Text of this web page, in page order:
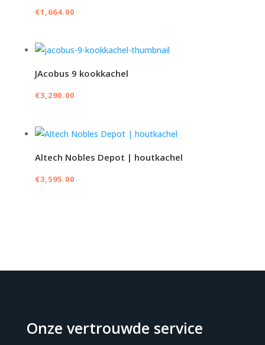
€1,664.00
JAcobus 9 kookkachel
€3,290.00
Altech Nobles Depot | houtkachel
€3,595.00
Onze vertrouwde service